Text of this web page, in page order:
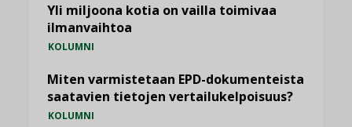
Yli miljoona kotia on vailla toimivaa
ilmanvaihtoa
KOLUMNI
Miten varmistetaan EPD-dokumenteista
saatavien tietojen vertailukelpoisuus?
KOLUMNI